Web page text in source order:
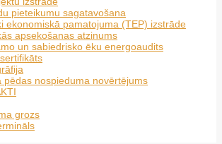
pieteikumu sagatavošana
ekonomiskā pamatojuma (TEP) izstrāde
apsekošanas atzinums
un sabiedrisko ēku energoaudits
pēdas nospieduma novērtējums
grozs